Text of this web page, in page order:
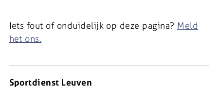
Iets fout of onduidelijk op deze pagina? Meld
het ons.
Sportdienst Leuven